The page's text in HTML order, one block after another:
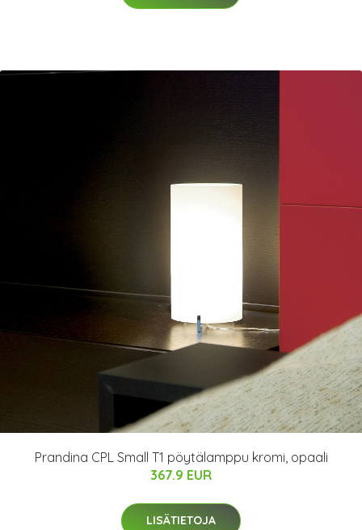
Prandina CPL Small T1 pöytälamppu kromi, opaali
367.9 EUR
LISÄTIETOJA